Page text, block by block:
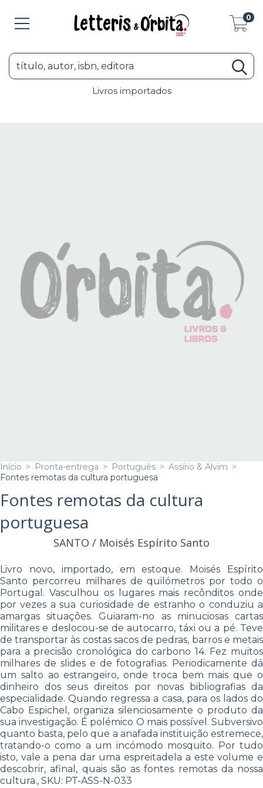
0
Livros importados
Início > Pronta-entrega > Português > Assírio & Alvim >
Fontes remotas da cultura portuguesa
Fontes remotas da cultura
portuguesa
SANTO / Moisés Espírito Santo
Livro novo, importado, em estoque. Moisés Espírito
Santo percorreu milhares de quilómetros por todo o
Portugal. Vasculhou os lugares mais recônditos onde
por vezes a sua curiosidade de estranho o conduziu a
amargas situações. Guiaram-no as minuciosas cartas
militares e deslocou-se de autocarro, táxi ou a pé. Teve
de transportar às costas sacos de pedras, barros e metais
para a precisão cronológica do carbono 14. Fez muitos
milhares de slides e de fotografias. Periodicamente dá
um salto ao estrangeiro, onde troca bem mais que o
dinheiro dos seus direitos por novas bibliografias da
especialidade. Quando regressa a casa, para os lados do
Cabo Espichel, organiza silenciosamente o produto da
sua investigação. É polémico O mais possível. Subversivo
quanto basta, pelo que a anafada instituição estremece,
tratando-o como a um incómodo mosquito. Por tudo
isto, vale a pena dar uma espreitadela a este volume e
descobrir, afinal, quais são as fontes remotas da nossa
cultura., SKU: PT-ASS-N-033